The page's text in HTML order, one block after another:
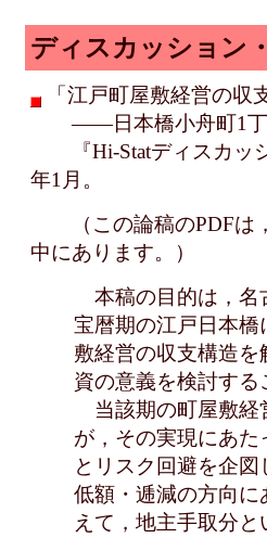
ディスカッション
「江戸町屋敷経営の収
――日本橋小舟町1丁
『Hi-Statディスカッシ
年1月。
（この論稿のPDFは，
中にあります。）
本稿の目的は，名
宝暦期の江戸日本
敷経営の収支構造
資の意義を検討する
当該期の町屋敷経
が，その実現にあ
とリスク回避を企
低額・逓減の方向
えて，地主手取分